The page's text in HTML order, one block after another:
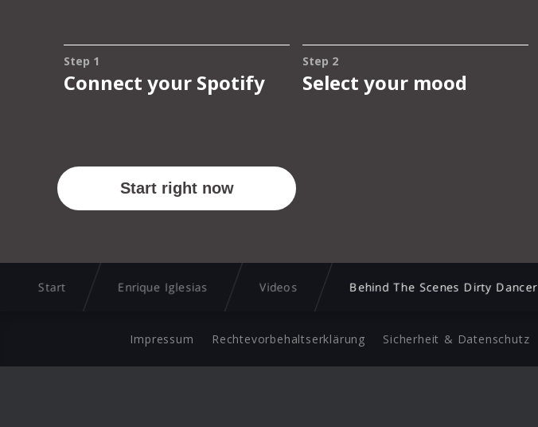
Start Enrique Iglesias Videos Behind The Scenes Dirty Dancer
Impressum Rechtevorbehaltserklärung Sicherheit & Datenschutz